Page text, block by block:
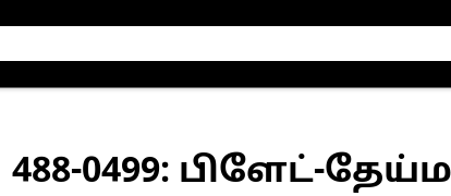
488-0499: பிளேட்-